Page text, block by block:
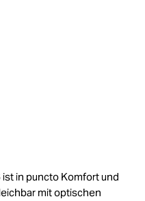
in puncto Komfort und
mit optischen